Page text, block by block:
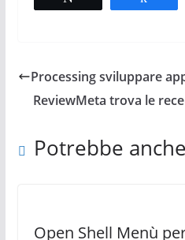
Processing sviluppare
ReviewMeta trova le
Potrebbe
Open Shell Menù